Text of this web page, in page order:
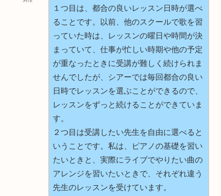
１つ目は、都合の良いレッスン日時が選べ
ることです。以前、他のスクールで歌を習
っていた時は、レッスンの曜日や時間が決
まっていて、仕事が忙しい時期や他の予定
が重なったときに受講が難しく続けられま
せんでしたが、シアーでは毎回都合の良い
日時でレッスンを選ぶことができるので、
レッスンをずっと続けることができていま
す。
２つ目は受講したい先生を自由に選べると
いうことです。私は、ピアノの基礎を習い
たいときと、実際にライブでやりたい曲の
アレンジを習いたいときで、それぞれ違う
先生のレッスンを受けています。